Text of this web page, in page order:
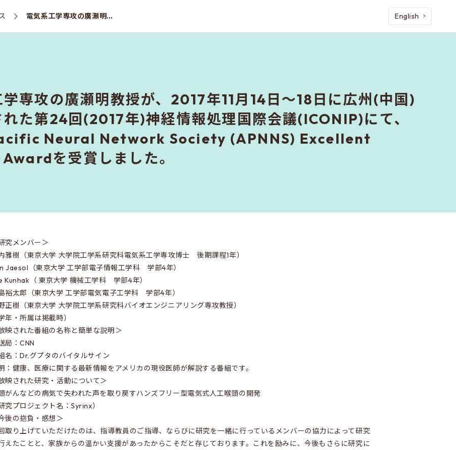
電気系工学専攻の廣瀬明教授が、2017年11月14日～18日に広州(中国)で開催された第24回(2017年)神経情報処理国際会議(ICONIP)にて、Asia-Pacific Neural Network Society (APNNS) Excellent Service Awardを受賞しました。 English
専攻の廣瀬明教授が、2017年11月14日～18日に広州(中国)
れた第24回(2017年)神経情報処理国際会議(ICONIP)にて、
Neural Network Society (APNNS) Excellent
を受賞しました。
究メンバー＞
雅樹（東京大学 大学院工学系研究科電気系工学専攻博士 後期課程1年）
Jaesol（東京大学 工学部電子情報工学科 学部4年）
Kunhak（ 東京大学 機械工学科 学部4年）
裕太郎（東京大学 工学部電気電子工学科 学部4年）
正樹（東京大学 大学院工学系研究科バイオエンジニアリング専攻教授）
学年・所属は掲載時）
映された番組の名称と簡単な説明＞
局：CNN
名：Dr.グプタのバイタルサイン
：健康、医療に関する最新情報をアメリカの現役医師が解説する番組です。
映された研究・活動について＞
がんなどの病気で失われた声を取り戻すハンズフリー型電気式人工喉頭の開発
研究プロジェクト名：Syrinx）
後の抱負・感想＞
取り上げていただけたのは、指導教員のご指導、ならびに研究を一緒に行っているメンバーの協力によって研究
えたことと、家族からの温かい支援があったからこそだと存じております。これを励みに、今後もさらに研究に